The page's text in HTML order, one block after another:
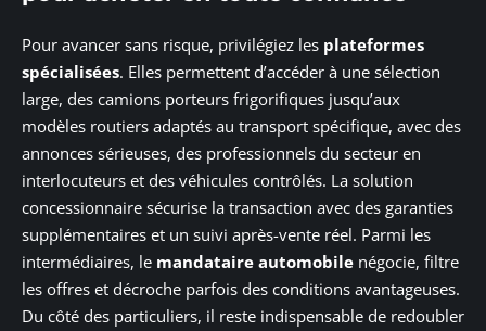
Pour avancer sans risque, privilégiez les plateformes
spécialisées. Elles permettent d’accéder à une sélection
large, des camions porteurs frigorifiques jusqu’aux
modèles routiers adaptés au transport spécifique, avec des
annonces sérieuses, des professionnels du secteur en
interlocuteurs et des véhicules contrôlés. La solution
concessionnaire sécurise la transaction avec des garanties
supplémentaires et un suivi après-vente réel. Parmi les
intermédiaires, le mandataire automobile négocie, filtre
les offres et décroche parfois des conditions avantageuses.
Du côté des particuliers, il reste indispensable de redoubler